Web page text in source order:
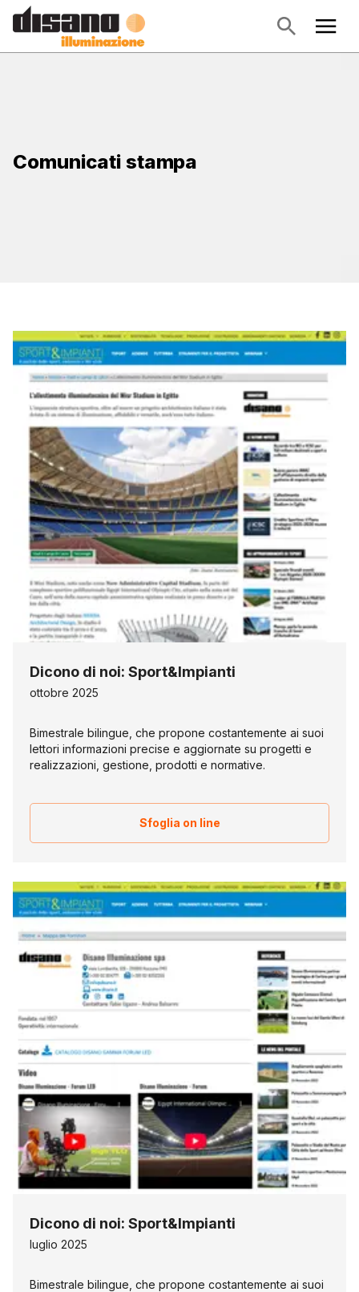
Comunicati stampa
Dicono di noi: Sport&Impianti
ottobre 2025
Bimestrale bilingue, che propone costantemente ai suoi
lettori informazioni precise e aggiornate su progetti e
realizzazioni, gestione, prodotti e normative.
Sfoglia on line
Dicono di noi: Sport&Impianti
luglio 2025
Bimestrale bilingue, che propone costantemente ai suoi